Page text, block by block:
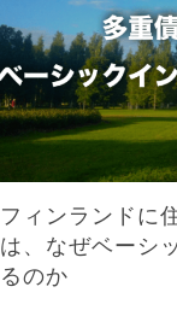
フィンランドに
は、なぜベーシ
るのか